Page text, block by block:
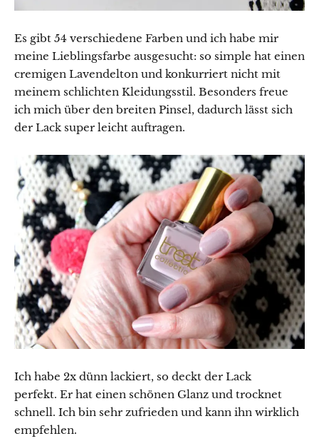
Es gibt 54 verschiedene Farben und ich habe mir
meine Lieblingsfarbe ausgesucht: so simple hat einen
cremigen Lavendelton und konkurriert nicht mit
meinem schlichten Kleidungsstil. Besonders freue
ich mich über den breiten Pinsel, dadurch lässt sich
der Lack super leicht auftragen.
Ich habe 2x dünn lackiert, so deckt der Lack
perfekt. Er hat einen schönen Glanz und trocknet
schnell. Ich bin sehr zufrieden und kann ihn wirklich
empfehlen.